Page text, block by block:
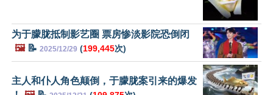
为于朦胧抵制影艺圈 票房惨淡影院恐倒闭
🖼️📝 2025/12/29 (199,445次)
主人和仆人角色颠倒，于朦胧案引来的爆发